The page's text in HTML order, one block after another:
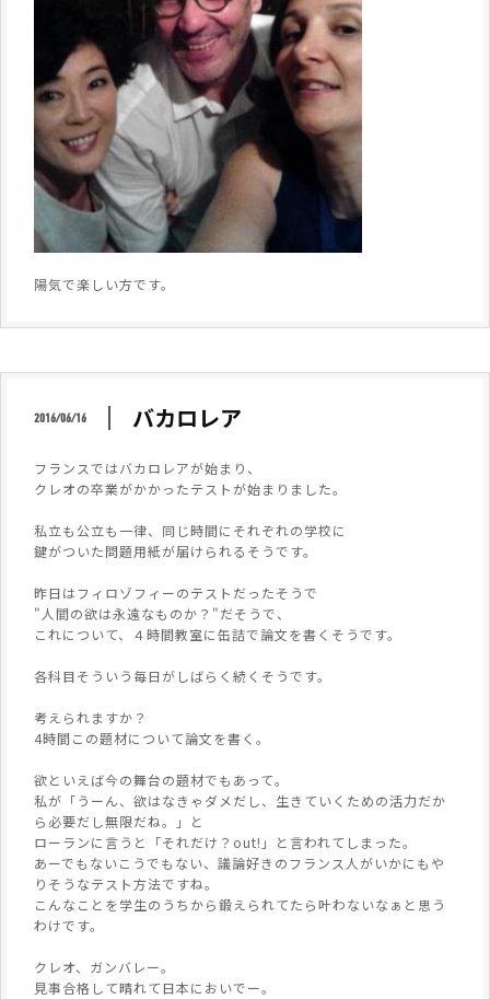
陽気で楽しい方です。
2016/06/16 バカロレア
フランスではバカロレアが始まり、
クレオの卒業がかかったテストが始まりました。
私立も公立も一律、同じ時間にそれぞれの学校に
鍵がついた問題用紙が届けられるそうです。
昨日はフィロゾフィーのテストだったそうで
"人間の欲は永遠なものか？"だそうで、
これについて、４時間教室に缶詰で論文を書くそうです。
各科目そういう毎日がしばらく続くそうです。
考えられますか？
4時間この題材について論文を書く。
欲といえば今の舞台の題材でもあって。
私が「うーん、欲はなきゃダメだし、生きていくための活力だか
ら必要だし無限だね。」と
ローランに言うと「それだけ？out!」と言われてしまった。
あーでもないこうでもない、議論好きのフランス人がいかにもや
りそうなテスト方法ですね。
こんなことを学生のうちから鍛えられてたら叶わないなぁと思う
わけです。
クレオ、ガンバレー。
見事合格して晴れて日本においでー。